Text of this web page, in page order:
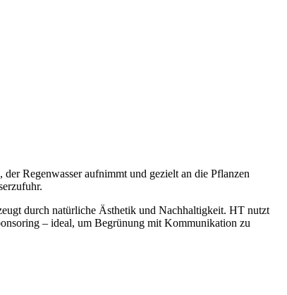
Regenwasser aufnimmt und gezielt an die Pflanzen
durch natürliche Ästhetik und Nachhaltigkeit. HT nutzt
– ideal, um Begrünung mit Kommunikation zu